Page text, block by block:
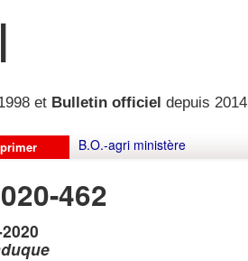
et Bulletin officiel depuis 2014
B.O.-agri ministère
462